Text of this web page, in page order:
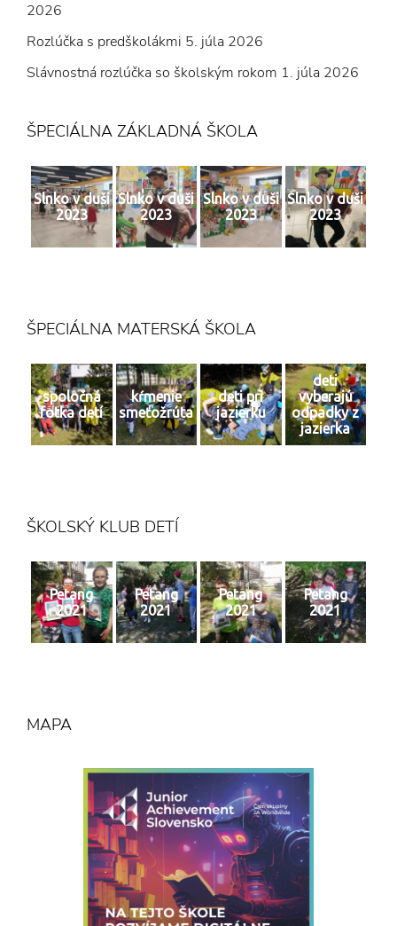
2026
Rozlúčka s predškolákmi 5. júla 2026
Slávnostná rozlúčka so školským rokom 1. júla 2026
ŠPECIÁLNA ZÁKLADNÁ ŠKOLA
Slnko v duši
2023
Slnko v duši
2023
Slnko v duši
2023
Slnko v duši
2023
ŠPECIÁLNA MATERSKÁ ŠKOLA
spoločná
fotka detí
kŕmenie
smeťožrúta
deti pri
jazierku
deti
vyberajú
odpadky z
jazierka
ŠKOLSKÝ KLUB DETÍ
Petang
2021
Petang
2021
Petang
2021
Petang
2021
MAPA